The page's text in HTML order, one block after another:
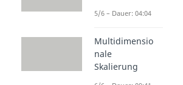
5/6 – Dauer: 04:04
Multidimensio
nale
Skalierung